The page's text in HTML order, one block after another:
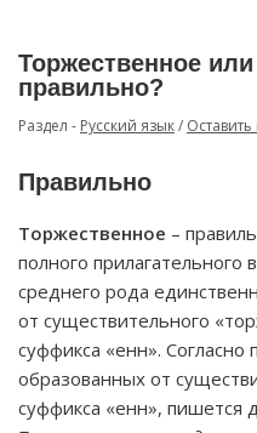
Торжественное
правильно?
Раздел - Русский язык/
Правильно
Торжественное –
полного
среднего рода
от существительного
суффикса «енн». Согласно
образованных от
суффикса «енн», пишется